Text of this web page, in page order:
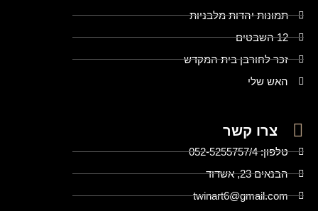
תמונות יהדות מלבניות
12 השבטים
זכר לחורבן בית המקדש
האש שלי
צרו קשר
טלפון: 052-5255757/4
הבנאים 23, אשדוד
twinart6@gmail.com